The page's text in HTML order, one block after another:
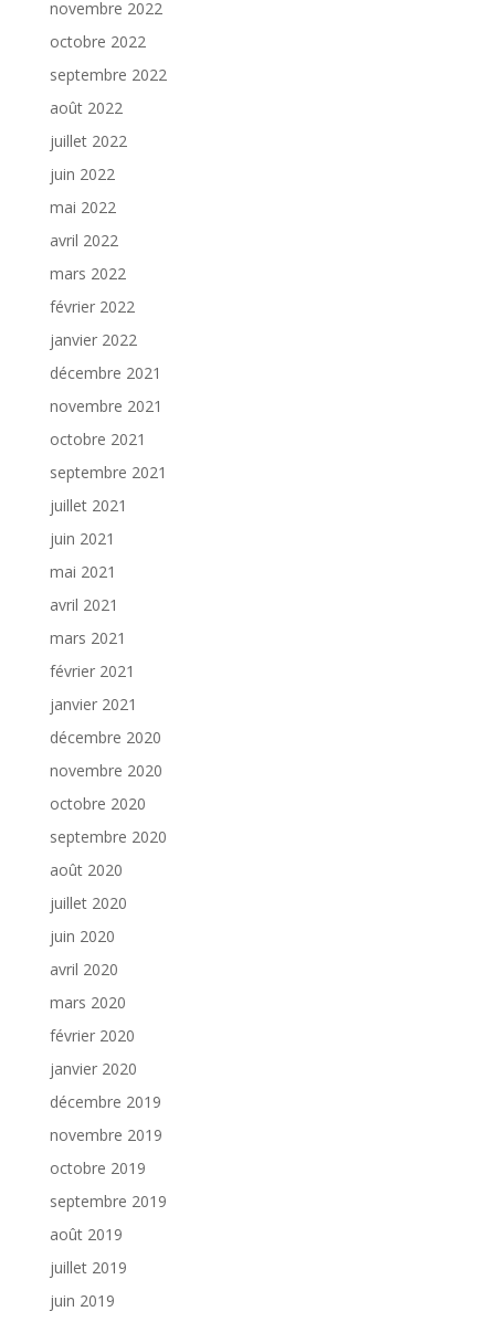
novembre 2022
octobre 2022
septembre 2022
août 2022
juillet 2022
juin 2022
mai 2022
avril 2022
mars 2022
février 2022
janvier 2022
décembre 2021
novembre 2021
octobre 2021
septembre 2021
juillet 2021
juin 2021
mai 2021
avril 2021
mars 2021
février 2021
janvier 2021
décembre 2020
novembre 2020
octobre 2020
septembre 2020
août 2020
juillet 2020
juin 2020
avril 2020
mars 2020
février 2020
janvier 2020
décembre 2019
novembre 2019
octobre 2019
septembre 2019
août 2019
juillet 2019
juin 2019